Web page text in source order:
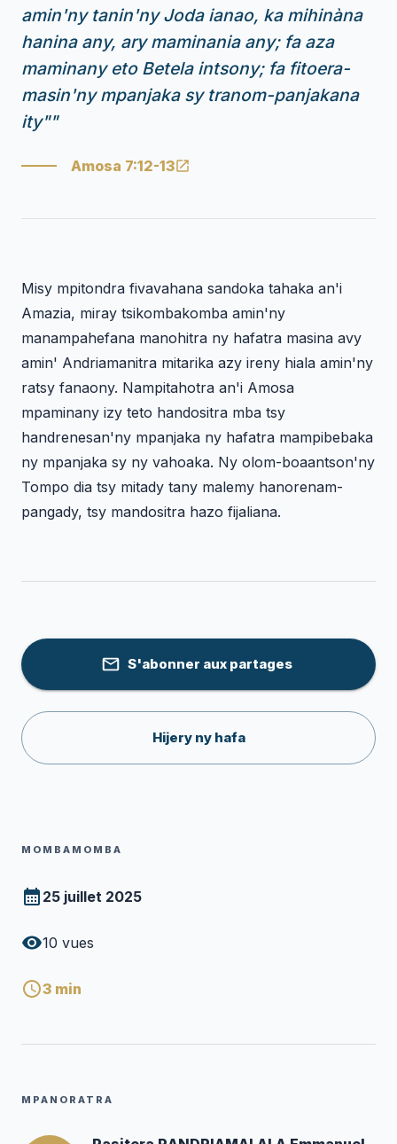
amin'ny tanin'ny Joda ianao, ka mihinàna
hanina any, ary maminania any; fa aza
maminany eto Betela intsony; fa fitoera-
masin'ny mpanjaka sy tranom-panjakana
ity""
Amosa 7:12-13
Misy mpitondra fivavahana sandoka tahaka an'i
Amazia, miray tsikombakomba amin'ny
manampahefana manohitra ny hafatra masina avy
amin' Andriamanitra mitarika azy ireny hiala amin'ny
ratsy fanaony. Nampitahotra an'i Amosa
mpaminany izy teto handositra mba tsy
handrenesan'ny mpanjaka ny hafatra mampibebaka
ny mpanjaka sy ny vahoaka. Ny olom-boaantson'ny
Tompo dia tsy mitady tany malemy hanorenam-
pangady, tsy mandositra hazo fijaliana.
S'abonner aux partages
Hijery ny hafa
MOMBAMOMBA
25 juillet 2025
10 vues
3 min
MPANORATRA